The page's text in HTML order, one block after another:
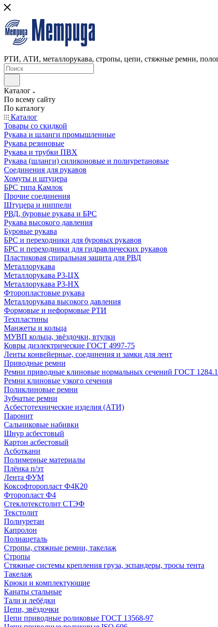
РТИ, АТИ, металлорукава, стропы, цепи, стяжные ремни,
Каталог
По всему сайту
По каталогу
Каталог
Товары со скидкой
Рукава и шланги промышленные
Рукава резиновые
Рукава и трубки ПВХ
Рукава (шланги) силиконовые и полиуретановые
Соединения для рукавов
Хомуты и штуцера
БРС типа Камлок
Прочие соединения
Штуцера и ниппели
РВД, буровые рукава и БРС
Рукава высокого давления
Буровые рукава
БРС и переходники для буровых рукавов
БРС и переходники для гидравлических рукавов
Пластиковая спиральная защита для РВД
Металлорукава
Металлорукава Р3-ЦХ
Металлорукава Р3-НХ
Фторопластовые рукава
Металлорукава высокого давления
Формовые и неформовые РТИ
Техпластины
Манжеты и кольца
МУВП кольца, звёздочки, втулки
Ковры диэлектрические ГОСТ 4997-75
Ленты конвейерные, соединения и замки для лент
Приводные ремни
Ремни приводные клиновые нормальных сечений ГОСТ
Ремни клиновые узкого сечения
Поликлиновые ремни
Зубчатые ремни
Асбестотехнические изделия (АТИ)
Паронит
Сальниковые набивки
Шнур асбестовый
Картон асбестовый
Асботкани
Полимерные материалы
Плёнка п/эт
Лента ФУМ
Коксофторопласт Ф4К20
Фторопласт Ф4
Стеклотекстолит СТЭФ
Текстолит
Полиуретан
Капролон
Полиацеталь
Стропы, стяжные ремни, такелаж
Стропы
Стяжные системы крепления груза, эспандеры, тросы тента
Такелаж
Крюки и комплектующие
Канаты стальные
Тали и лебёдки
Цепи, звёздочки
Цепи приводные роликовые ГОСТ 13568-97